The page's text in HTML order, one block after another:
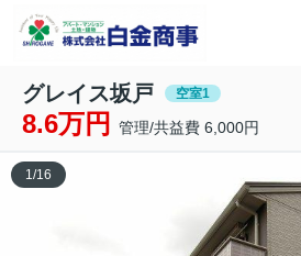
グレイス坂戸 空室1
8.6万円 管理/共益費 6,000円
1 /16